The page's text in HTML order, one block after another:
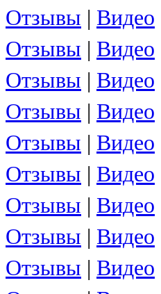
Отзывы | Видео
Отзывы | Видео
Отзывы | Видео
Отзывы | Видео
Отзывы | Видео
Отзывы | Видео
Отзывы | Видео
Отзывы | Видео
Отзывы | Видео